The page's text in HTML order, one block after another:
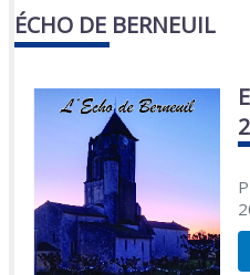
ÉCHO DE BERNEUIL